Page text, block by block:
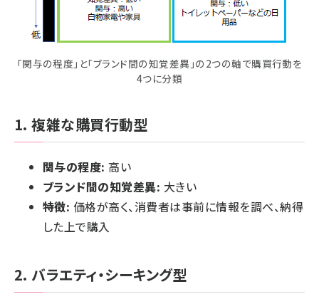
「関与の程度」と「ブランド間の知覚差異」の2つの軸で購買行動を
4つに分類
1. 複雑な購買行動型
関与の程度: 高い
ブランド間の知覚差異: 大きい
特徴: 価格が高く、消費者は事前に情報を調べ、納得
した上で購入
2. バラエティ・シーキング型